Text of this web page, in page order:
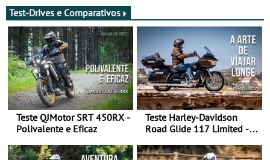
Test-Drives e Comparativos
Teste QJMotor SRT 450RX -
Polivalente e Eficaz
Teste Harley-Davidson
Road Glide 117 Limited - A